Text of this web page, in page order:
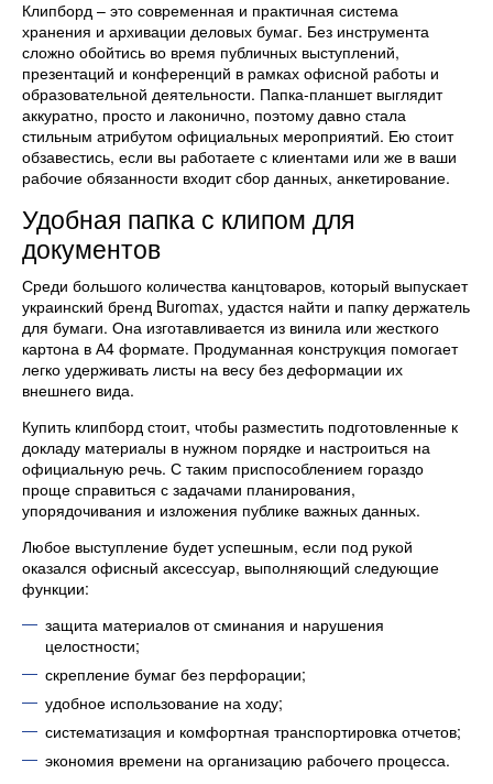
Клипборд – это современная и практичная система
хранения и архивации деловых бумаг. Без инструмента
сложно обойтись во время публичных выступлений,
презентаций и конференций в рамках офисной работы и
образовательной деятельности. Папка-планшет выглядит
аккуратно, просто и лаконично, поэтому давно стала
стильным атрибутом официальных мероприятий. Ею стоит
обзавестись, если вы работаете с клиентами или же в ваши
рабочие обязанности входит сбор данных, анкетирование.
Удобная папка с клипом для
документов
Среди большого количества канцтоваров, который выпускает
украинский бренд Buromax, удастся найти и папку держатель
для бумаги. Она изготавливается из винила или жесткого
картона в А4 формате. Продуманная конструкция помогает
легко удерживать листы на весу без деформации их
внешнего вида.
Купить клипборд стоит, чтобы разместить подготовленные к
докладу материалы в нужном порядке и настроиться на
официальную речь. С таким приспособлением гораздо
проще справиться с задачами планирования,
упорядочивания и изложения публике важных данных.
Любое выступление будет успешным, если под рукой
оказался офисный аксессуар, выполняющий следующие
функции:
защита материалов от сминания и нарушения
целостности;
скрепление бумаг без перфорации;
удобное использование на ходу;
систематизация и комфортная транспортировка отчетов;
экономия времени на организацию рабочего процесса.